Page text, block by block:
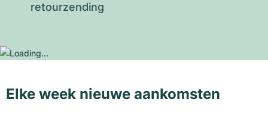
retourzending
Elke week nieuwe aankomsten